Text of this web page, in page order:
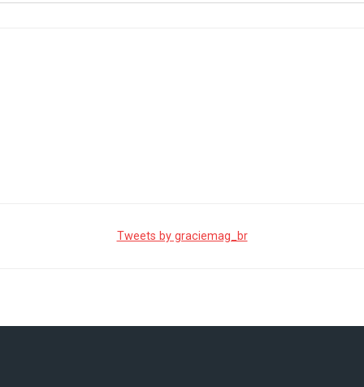
Tweets by graciemag_br